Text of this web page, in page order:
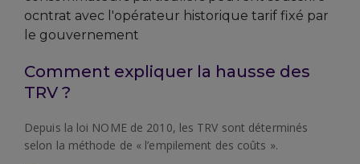
Comment expliquer la hausse des
TRV ?
Depuis la loi NOME de 2010, les TRV sont déterminés
selon la méthode de « l’empilement des coûts ».